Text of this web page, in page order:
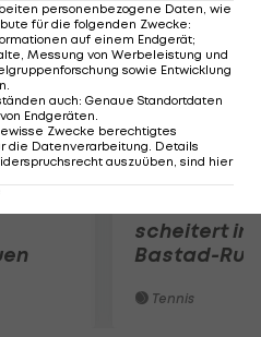
scheitert in
Bastad-
Tennis
personenbezogene Daten, wie
für die folgenden Zwecke:
auf einem Endgerät;
Messung von Werbeleistung und
sowie Entwicklung
.
auch: Genaue Standortdaten
Endgeräten.
Zwecke berechtigtes
die Datenverarbeitung. Details
auszuüben, sind hier